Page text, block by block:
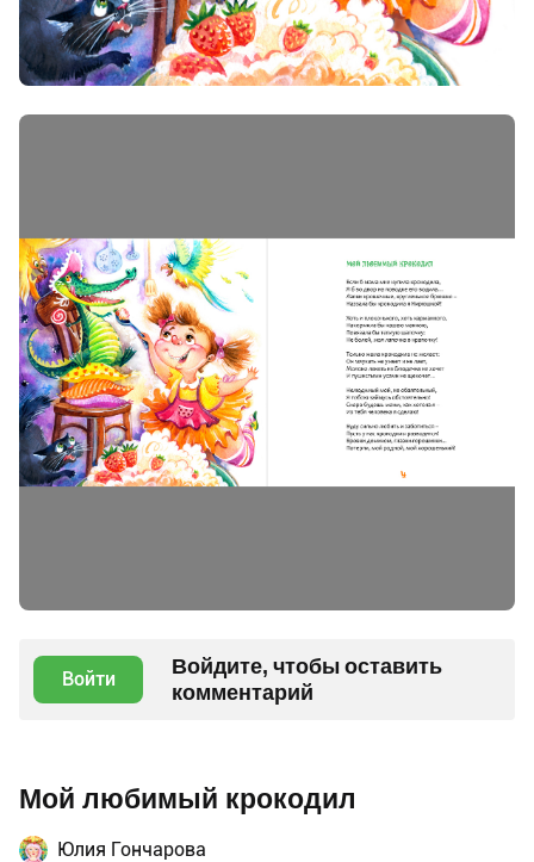
Войти
Войдите, чтобы оставить
комментарий
Мой любимый крокодил
Юлия Гончарова